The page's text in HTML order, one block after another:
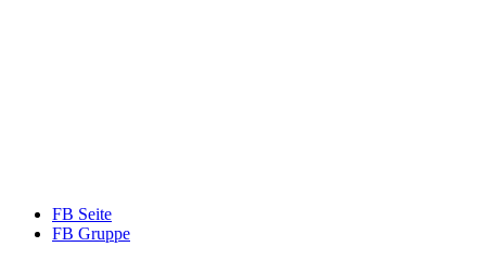
FB Seite
FB Gruppe